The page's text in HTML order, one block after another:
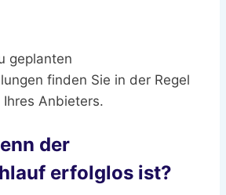
geplanten
finden Sie in der Regel
Anbieters.
der
erfolglos ist?